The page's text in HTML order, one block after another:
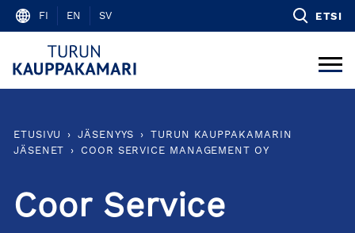
Skip
content
FI EN SV ETSI
ETUSIVU › JÄSENYYS ›
TURUN KAUPPAKAMARIN
JÄSENET
› COOR SERVICE MANAGEMENT OY
Coor Service